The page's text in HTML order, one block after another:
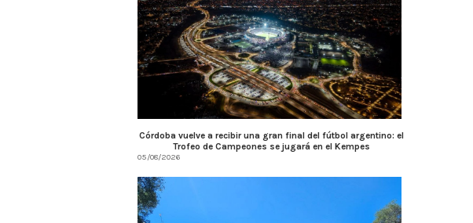
Córdoba vuelve a recibir una gran final del fútbol argentino: el
Trofeo de Campeones se jugará en el Kempes
05/08/2026